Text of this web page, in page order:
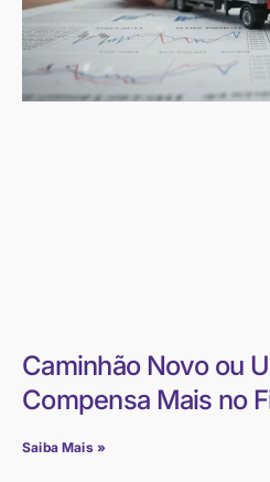
Caminhão Novo ou
Compensa Mais no
Saiba Mais »